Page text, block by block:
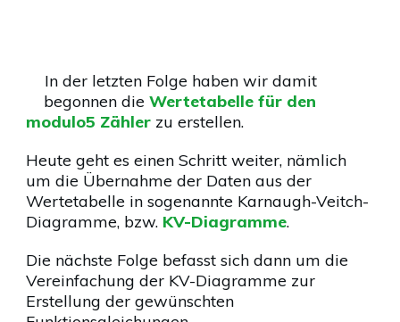
In der letzten Folge haben wir damit
begonnen die Wertetabelle für den
modulo5 Zähler zu erstellen.
Heute geht es einen Schritt weiter, nämlich
um die Übernahme der Daten aus der
Wertetabelle in sogenannte Karnaugh-Veitch-
Diagramme, bzw. KV-Diagramme.
Die nächste Folge befasst sich dann um die
Vereinfachung der KV-Diagramme zur
Erstellung der gewünschten